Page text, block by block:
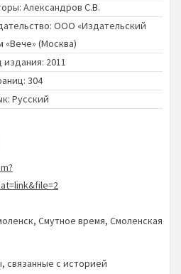
Александров С.В.
ООО «Издательский
«Вече» (Москва)
издания: 2011
304
Русский
, Смутное время, Смоленская
связанные с историей